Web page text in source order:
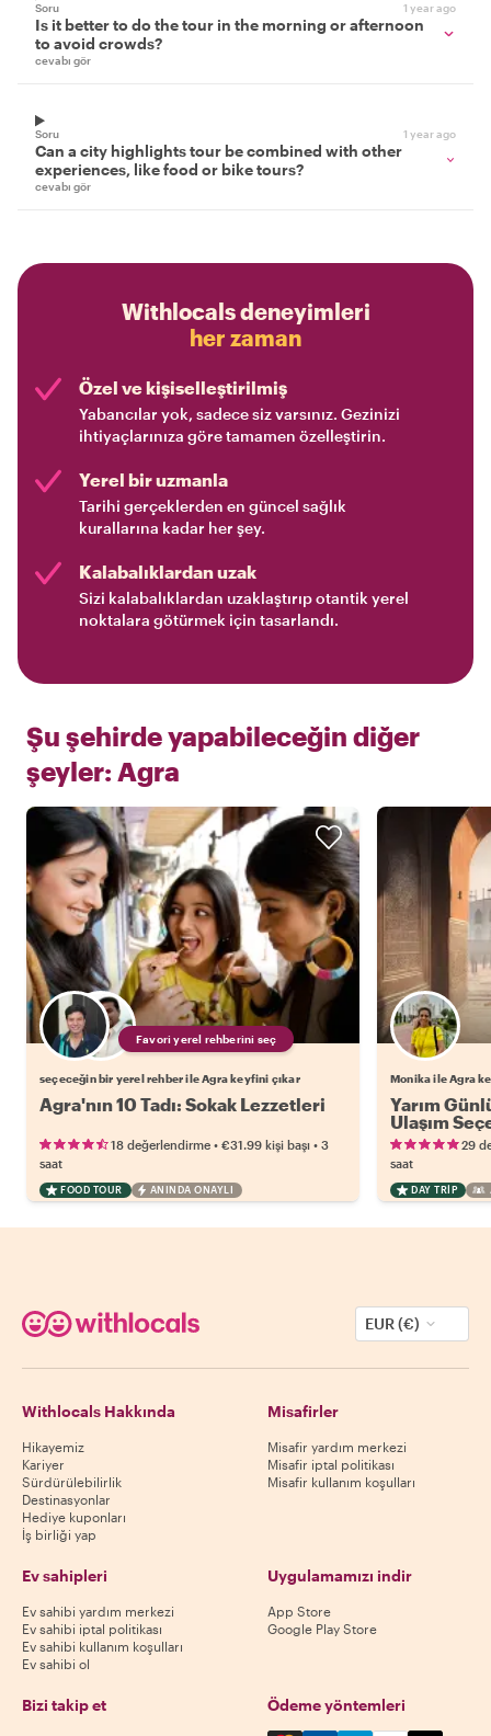
Soru 1 year ago
Is it better to do the tour in the morning or afternoon
to avoid crowds?
cevabı gör
Soru 1 year ago
Can a city highlights tour be combined with other
experiences, like food or bike tours?
cevabı gör
Withlocals deneyimleri
her zaman
Özel ve kişiselleştirilmiş
Yabancılar yok, sadece siz varsınız. Gezinizi
ihtiyaçlarınıza göre tamamen özelleştirin.
Yerel bir uzmanla
Tarihi gerçeklerden en güncel sağlık
kurallarına kadar her şey.
Kalabalıklardan uzak
Sizi kalabalıklardan uzaklaştırıp otantik yerel
noktalara götürmek için tasarlandı.
Şu şehirde yapabileceğin diğer
şeyler: Agra
Favori yerel rehberini seç
seçeceğin bir yerel rehber ile Agra keyfini çıkar
Agra'nın 10 Tadı: Sokak Lezzetleri
18 değerlendirme • €31.99 kişi başı • 3
saat
FOOD TOUR ANINDA ONAYLI
Monika ile Agra
Yarım
Ulaşım
29
saat
DAY TRIP
EUR (€)
Withlocals Hakkında
Hikayemiz
Kariyer
Sürdürülebilirlik
Destinasyonlar
Hediye kuponları
İş birliği yap
Misafirler
Misafir yardım merkezi
Misafir iptal politikası
Misafir kullanım koşulları
Ev sahipleri
Ev sahibi yardım merkezi
Ev sahibi iptal politikası
Ev sahibi kullanım koşulları
Ev sahibi ol
Uygulamamızı indir
App Store
Google Play Store
Bizi takip et Ödeme yöntemleri